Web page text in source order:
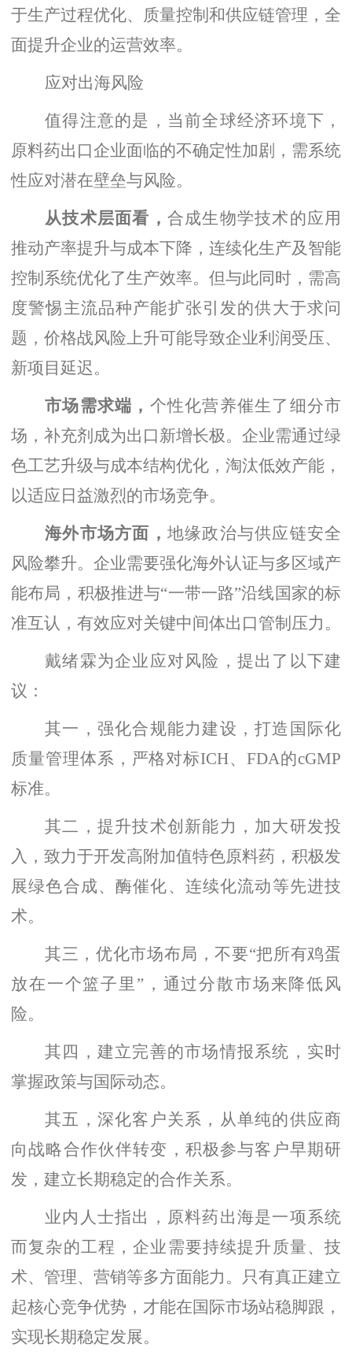
于生产过程优化、质量控制和供应链管理，全
面提升企业的运营效率。
应对出海风险
值得注意的是，当前全球经济环境下，
原料药出口企业面临的不确定性加剧，需系统
性应对潜在壁垒与风险。
从技术层面看， 合成生物学技术的应用
推动产率提升与成本下降，连续化生产及智能
控制系统优化了生产效率。但与此同时，需高
度警惕主流品种产能扩张引发的供大于求问
题，价格战风险上升可能导致企业利润受压、
新项目延迟。
市场需求端， 个性化营养催生了细分市
场，补充剂成为出口新增长极。企业需通过绿
色工艺升级与成本结构优化，淘汰低效产能，
以适应日益激烈的市场竞争。
海外市场方面， 地缘政治与供应链安全
风险攀升。企业需要强化海外认证与多区域产
能布局，积极推进与“一带一路”沿线国家的标
准互认，有效应对关键中间体出口管制压力。
戴绪霖为企业应对风险，提出了以下建
议：
其一，强化合规能力建设，打造国际化
质量管理体系，严格对标ICH、FDA的cGMP
标准。
其二，提升技术创新能力，加大研发投
入，致力于开发高附加值特色原料药，积极发
展绿色合成、酶催化、连续化流动等先进技
术。
其三，优化市场布局，不要“把所有鸡蛋
放在一个篮子里”，通过分散市场来降低风
险。
其四，建立完善的市场情报系统，实时
掌握政策与国际动态。
其五，深化客户关系，从单纯的供应商
向战略合作伙伴转变，积极参与客户早期研
发，建立长期稳定的合作关系。
业内人士指出，原料药出海是一项系统
而复杂的工程，企业需要持续提升质量、技
术、管理、营销等多方面能力。只有真正建立
起核心竞争优势，才能在国际市场站稳脚跟，
实现长期稳定发展。